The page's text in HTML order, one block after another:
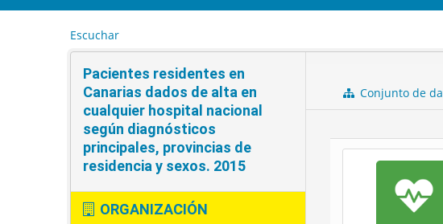
t
Escuchar
Pacientes residentes en
Canarias dados de alta en
cualquier hospital nacional
según diagnósticos
principales, provincias de
residencia y sexos. 2015
ORGANIZACIÓN
Conjunto de